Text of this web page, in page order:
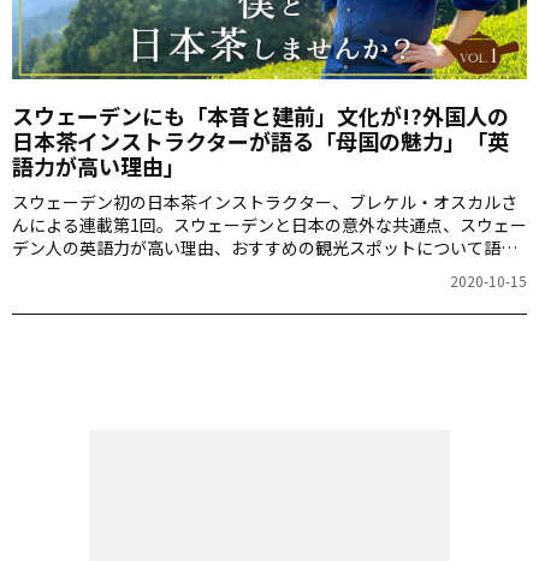
スウェーデンにも「本音と建前」文化が!?外国人の
日本茶インストラクターが語る「母国の魅力」「英
語力が高い理由」
スウェーデン初の日本茶インストラクター、ブレケル・オスカルさ
んによる連載第1回。スウェーデンと日本の意外な共通点、スウェー
デン人の英語力が高い理由、おすすめの観光スポットについて語り
2020-10-15